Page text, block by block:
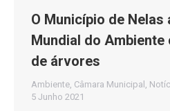
O Município de Nelas
Mundial do Ambiente
de árvores
Ambiente Câmara Municipal
5 Junho 2021